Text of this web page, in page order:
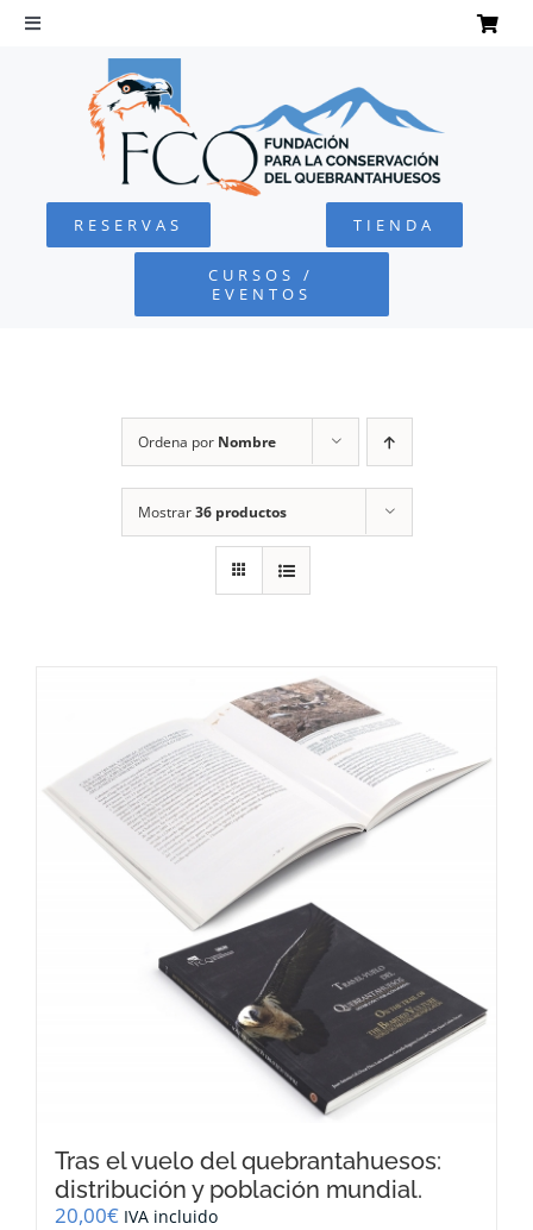
Saltar
Toggle
Navigation
QUEBRANTAHUESOS
FUNDACIÓN
CARRITO
RESERVAS TIENDA
CURSOS /
EVENTOS
Ordena por Nombre
Mostrar36 productos
Tras el vuelo del quebrantahuesos:
distribución y población mundial.
20,00€ IVA incluido